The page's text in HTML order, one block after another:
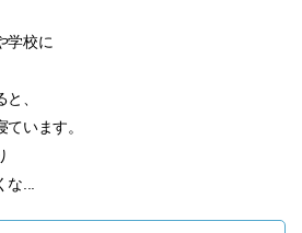
学校に
、
います。
...